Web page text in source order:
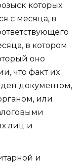
которых
с месяца, в
в котором
оно
что факт их
документом,
или
лиц и
и